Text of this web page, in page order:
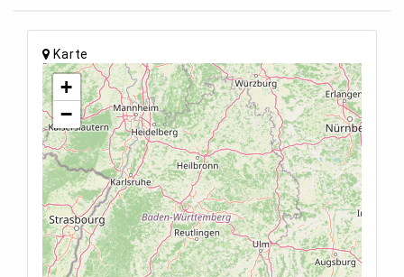
Karte
+
−